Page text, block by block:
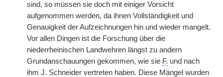
sind, so müssen sie doch mit einiger Vorsicht
aufgenommen werden, da ihnen Vollständigkeit und
Genauigkeit der Aufzeichnungen hin und wieder mangelt.
Vor allen Dingen ist die Forschung über die
niederrheinischen Landwehren längst zu andern
Grundanschauungen gekommen, wie sie F. und nach
ihm J. Schneider vertreten haben. Diese Mängel wurden